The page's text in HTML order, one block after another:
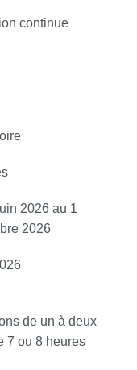
sur
diagnostiques.
d’aborder
une
multirésistant
de la
domaine de
continue
2026 au 1
2026
de un à deux
7 ou 8 heures